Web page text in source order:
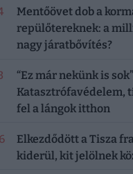
Mentőövet dob a
repülőtereknek: a
nagy járatbővítés?
“Ez már nekünk is
Katasztrófavédelem,
fel a lángok itthon
Elkezdődött a Tisza
kiderül, kit jelölnek